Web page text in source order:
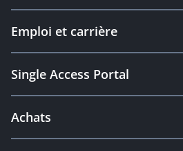
Emploi et carrière
Single Access Portal
Achats